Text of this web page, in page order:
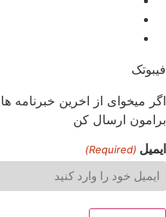
فیبوتک
اگر میخوای از اخرین خبرنامه
برامون ارسال کن
ایمیل (Required)